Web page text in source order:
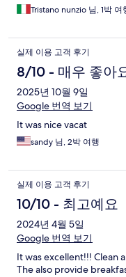
Tristano nunzio 님, 1박 여
실제 이용 고객 후기
8/10 - 매우 좋아
2025년 10월 9일
Google 번역 보기
It was nice vacat
sandy 님, 2박 여행
실제 이용 고객 후기
10/10 - 최고예요
2024년 4월 5일
Google 번역 보기
It was excellent!!! Clean
The also provide